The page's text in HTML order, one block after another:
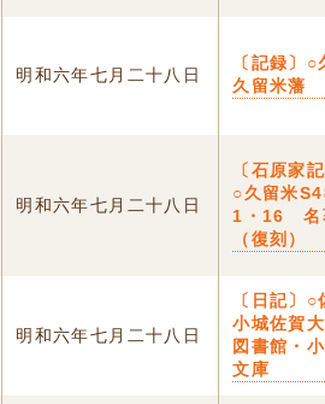
明和六年七月二十八日
〔記録〕
久留米藩
明和六年七月二十八日
〔石原家
○久留米
1・16 名
（復刻）
明和六年七月二十八日
〔日記〕
小城佐賀
図書館・
文庫